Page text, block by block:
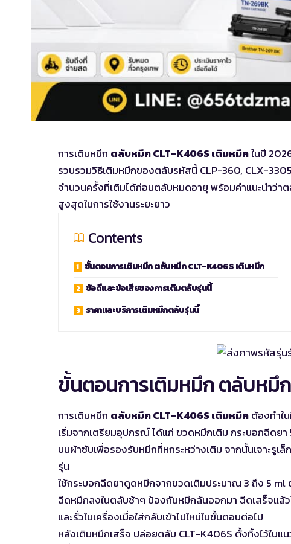
การเติมหมึก ตลับหมึก CLT-K406S เติมหมึกในปี
รวบรวมวิธีเติมหมึกของตลับรหัสนี้ CLP-360, CLX-
จำนวนครั้งที่เติมได้ก่อนตลับหมดอายุ พร้อมคำแนะนำว่า
สูงสุดในการใช้งานระยะยาว
Contents
ขั้นตอนการเติมหมึก ตลับหมึก CLT-K406S เติมหมึก
ข้อดีและข้อเสียของการเติมตลับรุ่นนี้
ราคาและบริการเติมหมึกตลับรุ่นนี้
ขั้นตอนการเติมหมึก ตลับหมึ
การเติมหมึก ตลับหมึก CLT-K406S เติมหมึกต้องทำใ
เริ่มจากเตรียมอุปกรณ์ ได้แก่ ขวดหมึกเติม กระบอกฉีดย
บนผ้าซับเพื่อรองรับหมึกที่หกระหว่างเติม จากนั้นเจาะรู
รุ่น
ใช้กระบอกฉีดยาดูดหมึกจากขวดเติมประมาณ 3 ถึง 5 ml
ฉีดหมึกลงในตลับช้าๆ ป้องกันหมึกล้นออกมา ฉีดเสร็จแล้ว
และรั่วในเครื่องเมื่อใส่กลับเข้าไปใหม่ในขั้นตอนต่อไป
หลังเติมหมึกเสร็จ ปล่อยตลับ CLT-K406S ตั้งทิ้งไว้ในแ